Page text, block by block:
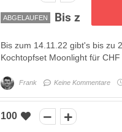
ABGELAUFEN Bis zu 22%
Bis zum 14.11.22 gibt's bis zu
Kochtopfset Moonlight für
Frank Keine Kommentare
100